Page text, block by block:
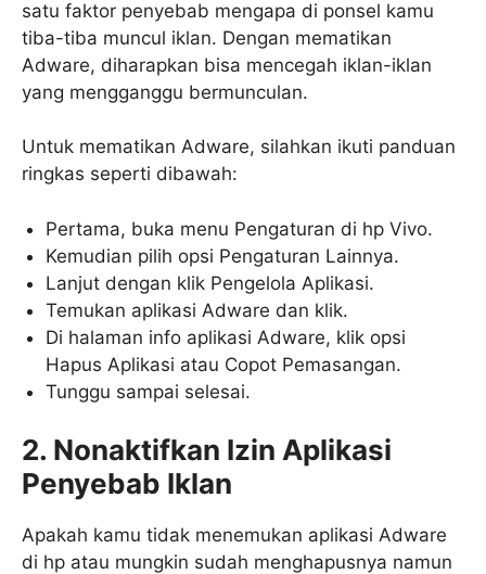
satu faktor penyebab mengapa di ponsel kamu
tiba-tiba muncul iklan. Dengan mematikan
Adware, diharapkan bisa mencegah iklan-iklan
yang mengganggu bermunculan.
Untuk mematikan Adware, silahkan ikuti panduan
ringkas seperti dibawah:
Pertama, buka menu Pengaturan di hp Vivo.
Kemudian pilih opsi Pengaturan Lainnya.
Lanjut dengan klik Pengelola Aplikasi.
Temukan aplikasi Adware dan klik.
Di halaman info aplikasi Adware, klik opsi
Hapus Aplikasi atau Copot Pemasangan.
Tunggu sampai selesai.
2. Nonaktifkan Izin Aplikasi
Penyebab Iklan
Apakah kamu tidak menemukan aplikasi Adware
di hp atau mungkin sudah menghapusnya namun